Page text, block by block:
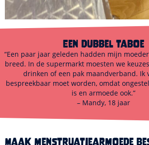
Een dubbel taboe
“Een paar jaar geleden hadden mijn
breed. In de supermarkt moesten we
drinken of een pak maandverband. Ik
bespreekbaar moet worden, omdat
is en armoede ook.”
– Mandy, 18 jaar
Maak menstruatiearmoede